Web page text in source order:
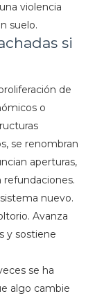
violencia
suelo.
si
de
o
se renombran
aperturas,
nuevo.
Avanza
y sostiene
se ha
algo cambie